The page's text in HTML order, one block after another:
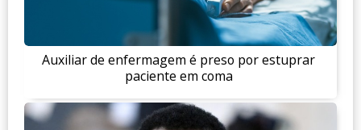
Auxiliar de enfermagem é preso por estuprar
paciente em coma